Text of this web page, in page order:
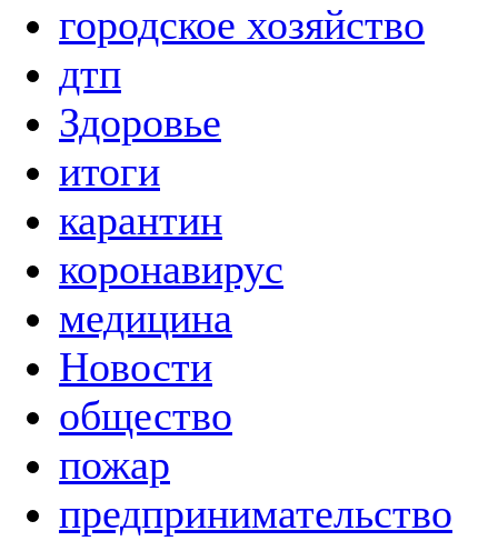
городское хозяйство
дтп
Здоровье
итоги
карантин
коронавирус
медицина
Новости
общество
пожар
предпринимательство